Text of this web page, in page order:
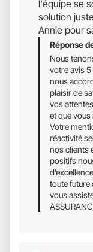
l'équipe se
solution
Annie pour
Réponse
Nous
votre avis
nous
plaisir de
vos
et que
Votre
réactivité
nos clients
positifs
toute
vous